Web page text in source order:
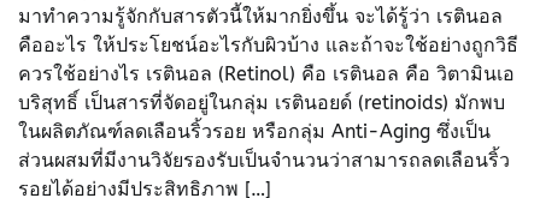
มาทำความรู้จักกับสารตัวนี้ให้มากยิ่งขึ้น จะได้รู้ว่า เรตินอล
คืออะไร ให้ประโยชน์อะไรกับผิวบ้าง และถ้าจะใช้อย่างถูกวิธี
ควรใช้อย่างไร เรตินอล (Retinol) คือ เรตินอล คือ วิตามินเอ
บริสุทธิ์ เป็นสารที่จัดอยู่ในกลุ่ม เรตินอยด์ (retinoids) มักพบ
ในผลิตภัณฑ์ลดเลือนริ้วรอย หรือกลุ่ม Anti-Aging ซึ่งเป็น
ส่วนผสมที่มีงานวิจัยรองรับเป็นจำนวนว่าสามารถลดเลือนริ้ว
รอยได้อย่างมีประสิทธิภาพ […]